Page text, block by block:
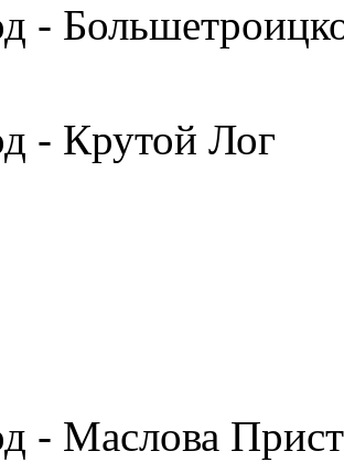
-
- Крутой Лог
- Маслова